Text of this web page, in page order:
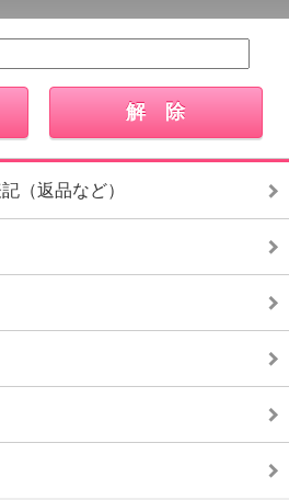
（返品など）